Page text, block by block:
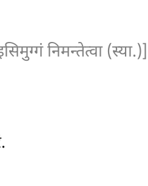
निमन्तेत्वा (स्या.)]